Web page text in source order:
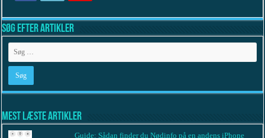
Søg efter artikler
Mest læste artikler
Guide: Sådan finder du Nødinfo på en andens iPhone